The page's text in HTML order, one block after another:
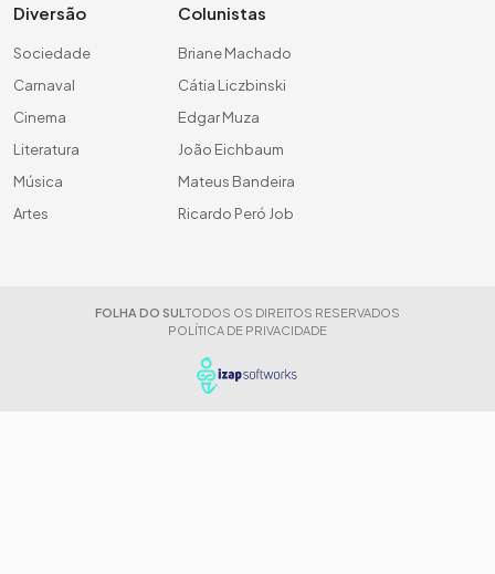
Diversão
Sociedade
Carnaval
Cinema
Literatura
Música
Artes
Colunistas
Briane Machado
Cátia Liczbinski
Edgar Muza
João Eichbaum
Mateus Bandeira
Ricardo Peró Job
FOLHA DO SUL TODOS OS DIREITOS RESERVADOS
POLÍTICA DE PRIVACIDADE